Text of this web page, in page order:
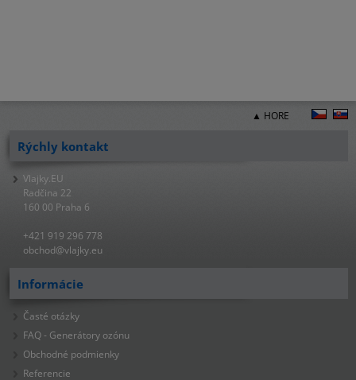
▲ HORE
Rýchly kontakt
Vlajky.EU
Radčina 22
160 00 Praha 6
+421 919 296 778
obchod@vlajky.eu
Informácie
Časté otázky
FAQ - Generátory ozónu
Obchodné podmienky
Referencie